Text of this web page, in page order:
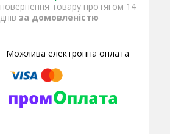
повернення товару протягом 14
днів за домовленістю